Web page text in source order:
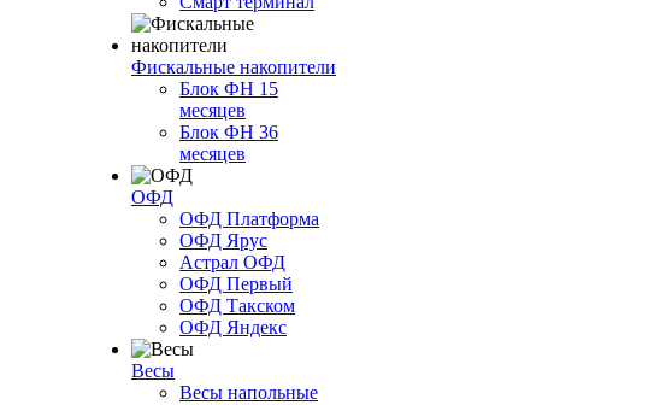
Фискальные накопители
Блок ФН 15
месяцев
Блок ФН 36
месяцев
ОФД
ОФД Платформа
ОФД Ярус
Астрал ОФД
ОФД Первый
ОФД Такском
ОФД Яндекс
Весы
Весы напольные